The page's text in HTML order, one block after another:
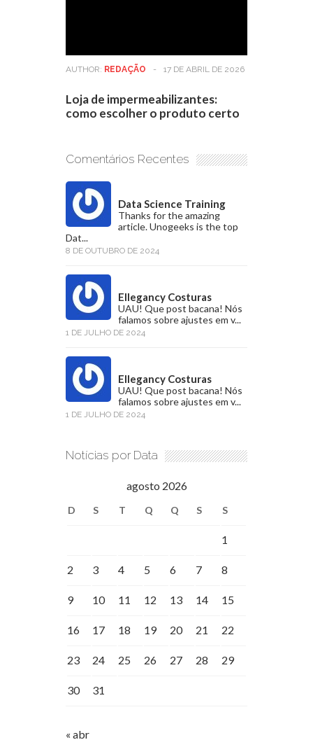
AUTHOR: REDAÇÃO - 17 DE ABRIL DE 2026
Loja de impermeabilizantes:
como escolher o produto certo
Comentários Recentes
Data Science Training
Thanks for the amazing
article. Unogeeks is the top
Dat...
8 DE OUTUBRO DE 2024
Ellegancy Costuras
UAU! Que post bacana! Nós
falamos sobre ajustes em v...
1 DE JULHO DE 2024
Ellegancy Costuras
UAU! Que post bacana! Nós
falamos sobre ajustes em v...
1 DE JULHO DE 2024
Notícias por Data
agosto 2026
D S T Q Q S S
1
2 3 4 5 6 7 8
9 10 11 12 13 14 15
16 17 18 19 20 21 22
23 24 25 26 27 28 29
30 31
« abr